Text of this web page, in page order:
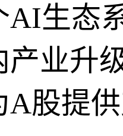
AI生态
产业升
A股提